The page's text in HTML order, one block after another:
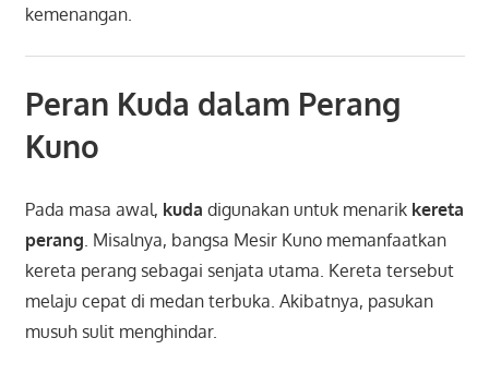
kemenangan.
Peran Kuda dalam Perang
Kuno
Pada masa awal, kuda digunakan untuk menarik kereta
perang . Misalnya, bangsa Mesir Kuno memanfaatkan
kereta perang sebagai senjata utama. Kereta tersebut
melaju cepat di medan terbuka. Akibatnya, pasukan
musuh sulit menghindar.